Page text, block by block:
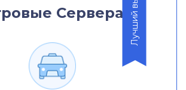
Лучший выбор
Сервера